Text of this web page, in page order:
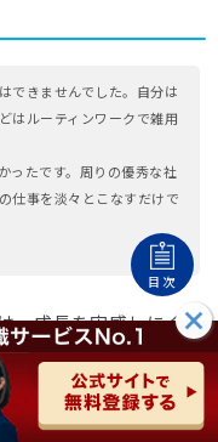
できませんでした。自分は
はルーティンワークで雑用
ったです。周りの優秀な社
仕事を淡々とこなすだけで
、成長を実感しにくい
ド力があり、商材の力
目次